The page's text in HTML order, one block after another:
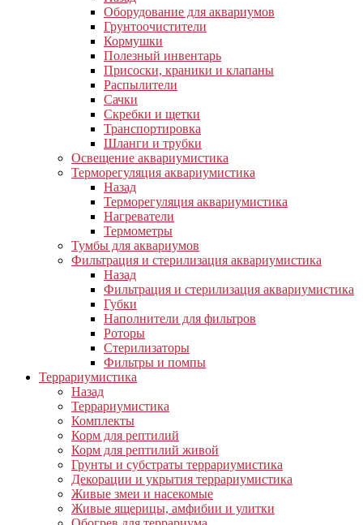
Оборудование для аквариумов
Грунтоочистители
Кормушки
Полезный инвентарь
Присоски, краники и клапаны
Распылители
Сачки
Скребки и щетки
Транспортировка
Шланги и трубки
Освещение аквариумистика
Терморегуляция аквариумистика
Назад
Терморегуляция аквариумистика
Нагреватели
Термометры
Тумбы для аквариумов
Фильтрация и стерилизация аквариумистика
Назад
Фильтрация и стерилизация аквариумистика
Губки
Наполнители для фильтров
Роторы
Стерилизаторы
Фильтры и помпы
Террариумистика
Назад
Террариумистика
Комплекты
Корм для рептилий
Корм для рептилий живой
Грунты и субстраты террариумистика
Декорации и укрытия террариумистика
Живые змеи и насекомые
Живые ящерицы, амфибии и улитки